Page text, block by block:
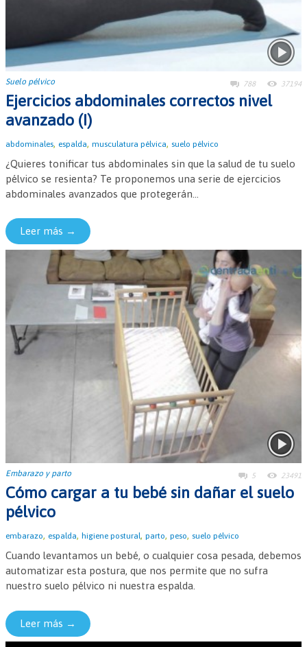
Suelo pélvico 788 37194
Ejercicios abdominales correctos nivel
avanzado (I)
abdominales, espalda, musculatura pélvica, suelo pélvico
¿Quieres tonificar tus abdominales sin que la salud de tu suelo
pélvico se resienta? Te proponemos una serie de ejercicios
abdominales avanzados que protegerán...
Leer más →
Embarazo y parto 5 23491
Cómo cargar a tu bebé sin dañar el suelo
pélvico
embarazo, espalda, higiene postural, parto, peso, suelo pélvico
Cuando levantamos un bebé, o cualquier cosa pesada, debemos
automatizar esta postura, que nos permite que no sufra
nuestro suelo pélvico ni nuestra espalda.
Leer más →